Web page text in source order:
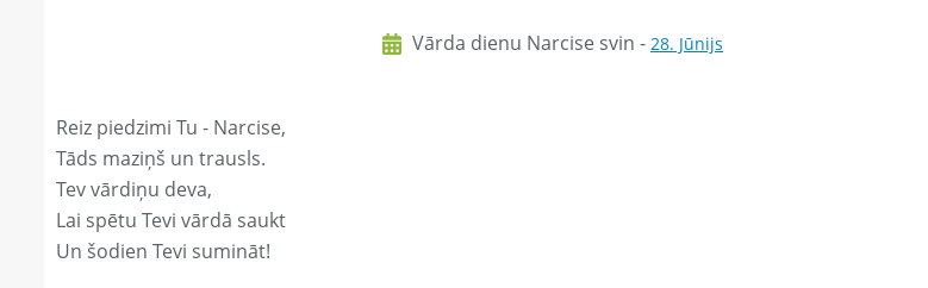
Vārda dienu Narcise svin - 28. Jūnijs
Reiz piedzimi Tu - Narcise,
Tāds maziņš un trausls.
Tev vārdiņu deva,
Lai spētu Tevi vārdā saukt
Un šodien Tevi sumināt!